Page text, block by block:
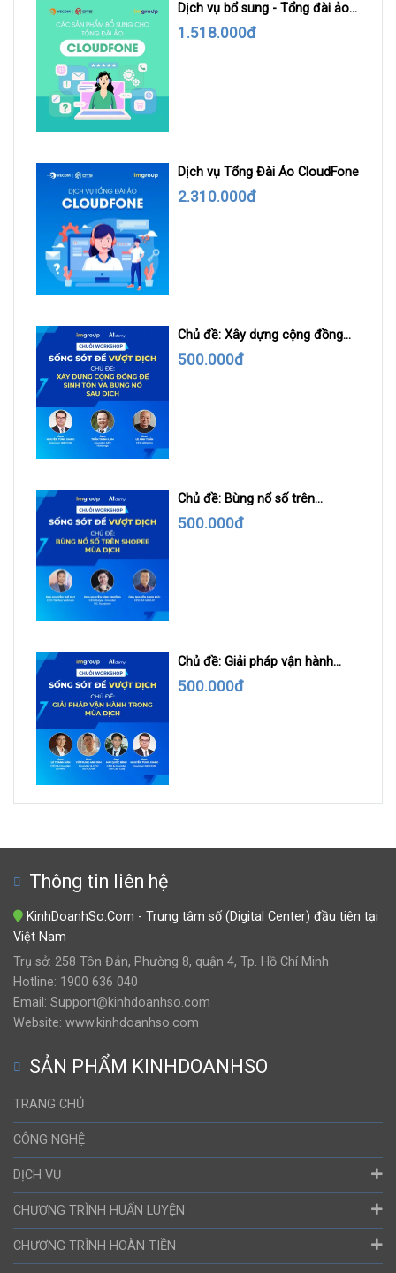
Thông tin liên hệ
KinhDoanhSo.Com - Trung tâm số (Digital Center) đầu tiên tại
Việt Nam
Trụ sở: 258 Tôn Đản, Phường 8, quận 4, Tp. Hồ Chí Minh
Hotline: 1900 636 040
Email: Support@kinhdoanhso.com
Website: www.kinhdoanhso.com
SẢN PHẨM KINHDOANHSO
TRANG CHỦ
CÔNG NGHỆ
DỊCH VỤ
CHƯƠNG TRÌNH HUẤN LUYỆN
CHƯƠNG TRÌNH HOÀN TIỀN
Dịch vụ bổ sung - Tổng đài ảo
Cloudfone
1.518.000đ
Dịch vụ Tổng Đài Ảo CloudFone
2.310.000đ
Chủ đề: Xây dựng cộng đồng
để sinh tồn và bùng nổ sau dịch
500.000đ
Chủ đề: Bùng nổ số trên
Shopee mùa dịch
500.000đ
Chủ đề: Giải pháp vận hành
trong mùa dịch
500.000đ